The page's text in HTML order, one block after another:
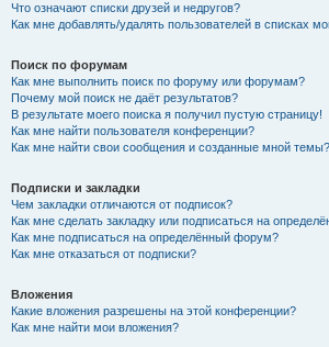
Что означают списки друзей и недругов?
Как мне добавлять/удалять пользователей в списках
Поиск по форумам
Как мне выполнить поиск по форуму или форумам?
Почему мой поиск не даёт результатов?
В результате моего поиска я получил пустую страницу!
Как мне найти пользователя конференции?
Как мне найти свои сообщения и созданные мной темы?
Подписки и закладки
Чем закладки отличаются от подписок?
Как мне сделать закладку или подписаться на
Как мне подписаться на определённый форум?
Как мне отказаться от подписки?
Вложения
Какие вложения разрешены на этой конференции?
Как мне найти мои вложения?